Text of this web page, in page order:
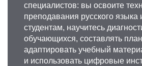
специалистов: вы освоите
преподавания русского
студентам, научитесь
обучающихся, составлять
адаптировать учебный
и использовать цифровые